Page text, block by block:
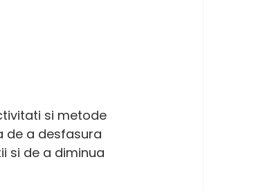
si metode
de a desfasura
si de a diminua